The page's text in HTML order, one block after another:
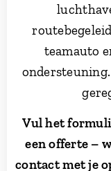
teamauto
Vul het
een offerte –
contact met je